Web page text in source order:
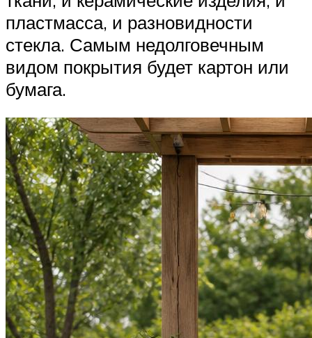
пластмасса, и разновидности
стекла. Самым недолговечным
видом покрытия будет картон или
бумага.